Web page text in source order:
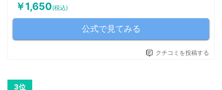
￥1,650(税込)
公式で見てみる
クチコミを投稿する